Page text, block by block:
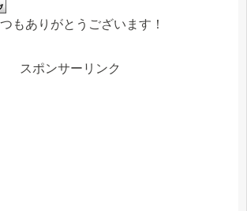
もありがとうございます！
スポンサーリンク